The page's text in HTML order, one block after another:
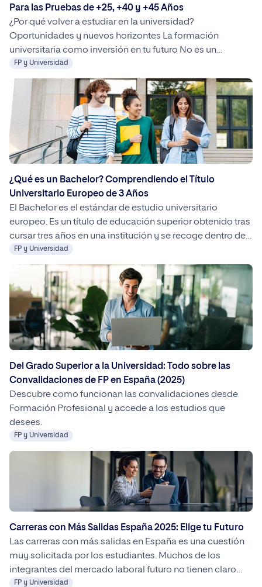
Para las Pruebas de +25, +40 y +45 Años
¿Por qué volver a estudiar en la universidad?
Oportunidades y nuevos horizontes La formación
universitaria como inversión en tu futuro No es un
misterio que la universidad es el salto por excelencia al
mundo laboral. Hasta hace unos años representaba el fin
de la carrera académica de la mayoría de las personas.
Mediante un grado […]
FP y Universidad
¿Qué es un Bachelor? Comprendiendo el Título
Universitario Europeo de 3 Años
El Bachelor es el estándar de estudio universitario
europeo. Es un título de educación superior obtenido tras
cursar tres años en una institución y se recoge dentro del
EEES. En España, equivale a un grado universitario.
FP y Universidad
Del Grado Superior a la Universidad: Todo sobre las
Convalidaciones de FP en España (2025)
Descubre como funcionan las convalidaciones desde
Formación Profesional y accede a los estudios que
desees.
FP y Universidad
Carreras con Más Salidas España 2025: Elige tu Futuro
Las carreras con más salidas en España es una cuestión
muy solicitada por los estudiantes. Muchos de los
integrantes del mercado laboral futuro no tienen claro
que desean hacer hasta el último momento. Por ello,
FP y Universidad